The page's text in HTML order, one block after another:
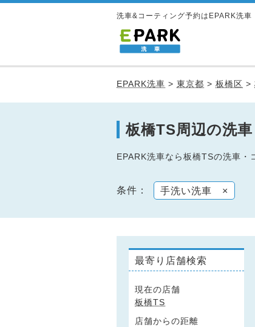
洗車&コーティング予約はEPARK洗車
EPARK洗車 > 東京都 > 板橋区 >
板橋TS周辺の洗
EPARK洗車なら板橋TSの洗車・
条件： 手洗い洗車 ×
最寄り店舗検索
現在の店舗
板橋TS
店舗からの距離